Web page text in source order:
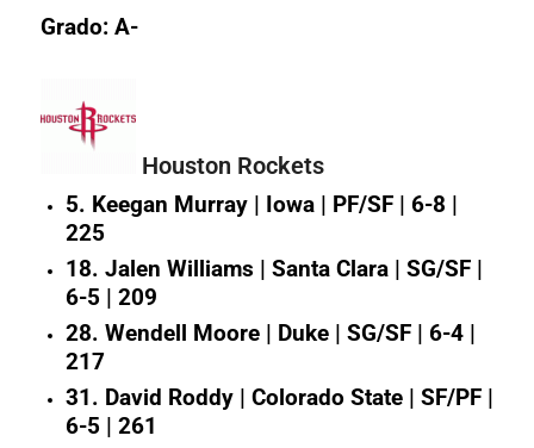
Grado: A-
Houston Rockets
5. Keegan Murray | Iowa | PF/SF | 6-8 |
225
18. Jalen Williams | Santa Clara | SG/SF |
6-5 | 209
28. Wendell Moore | Duke | SG/SF | 6-4 |
217
31. David Roddy | Colorado State | SF/PF |
6-5 | 261